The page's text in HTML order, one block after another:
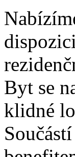
Byt se
klidné